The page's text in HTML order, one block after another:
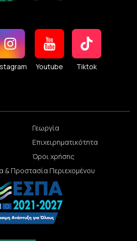
Youtube Tiktok
Γεωργία
Επιχειρηματικότητα
Όροι χρήσης
& Προστασία Περιεχομένου